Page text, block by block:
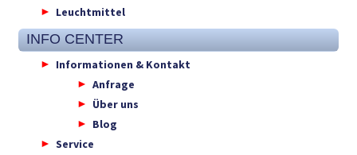
Leuchtmittel
INFO CENTER
Informationen & Kontakt
Anfrage
Über uns
Blog
Service